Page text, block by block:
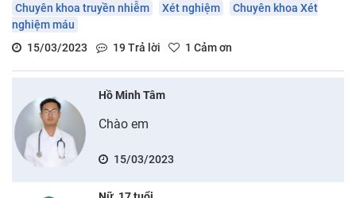
Chuyên khoa truyền nhiễm Xét nghiệm
Chuyên khoa Xét
nghiệm máu
15/03/2023
19Trả lời 1 Cảm ơn
Hồ Minh Tâm
Chào em
15/03/2023